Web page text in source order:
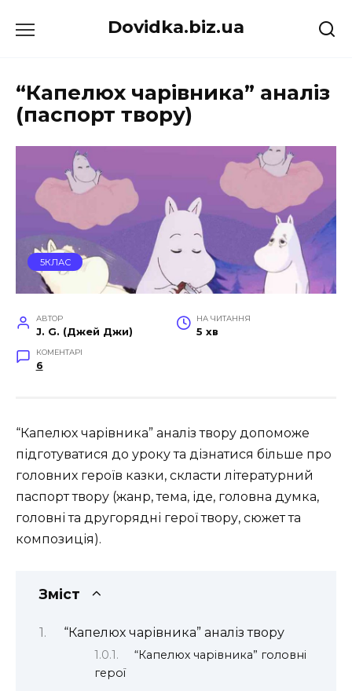
до
Dovidka.biz.ua
“Капелюх чарівника” аналіз
(паспорт твору)
5КЛАС
АВТОР
J. G. (Джей Джи)
НА ЧИТАННЯ
5 хв
КОМЕНТАРІ
6
“Капелюх чарівника” аналіз твору допоможе
підготуватися до уроку та дізнатися більше про
головних героїв казки, скласти літературний
паспорт твору (жанр, тема, іде, головна думка,
головні та другорядні герої твору, сюжет та
композиція).
Зміст
“Капелюх чарівника” аналіз твору
“Капелюх чарівника” головні
герої